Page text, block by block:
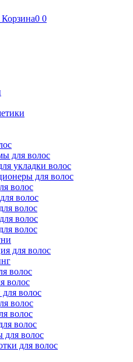
Корзина0 0
для волос
укладки волос
для волос
волос
волос
волос
волос
волос
для волос
волос
волос
волос
волос
волос
волос
для волос
для волос